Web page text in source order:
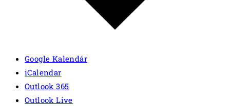
Google Kalendár
iCalendar
Outlook 365
Outlook Live